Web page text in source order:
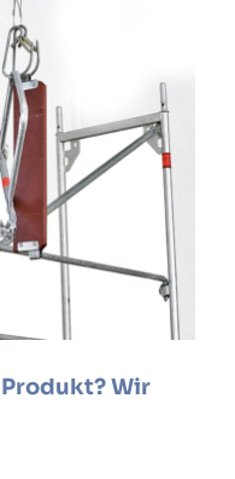
Wir